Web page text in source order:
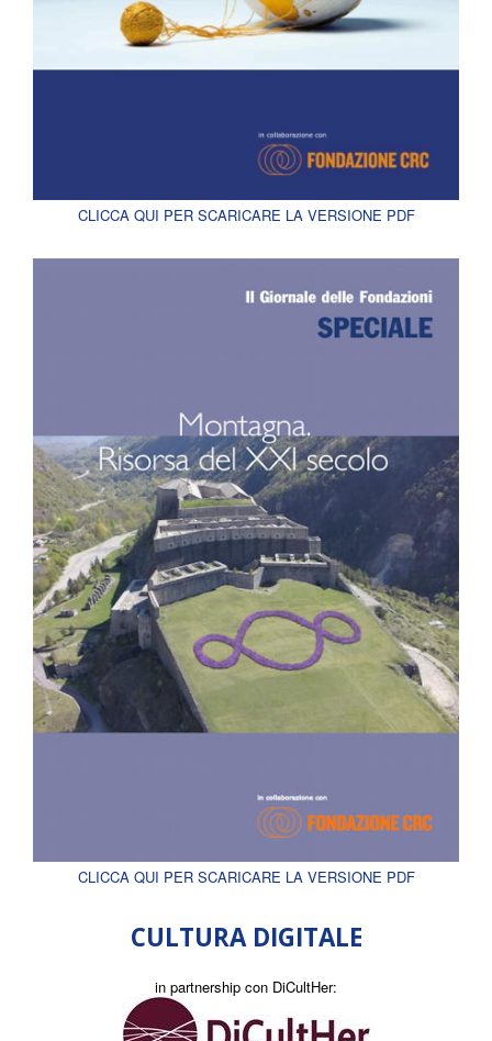
CLICCA QUI PER SCARICARE LA VERSIONE PDF
CLICCA QUI PER SCARICARE LA VERSIONE PDF
CULTURA DIGITALE
in partnership con DiCultHer: